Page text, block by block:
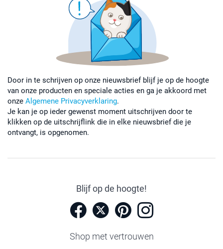
Door in te schrijven op onze nieuwsbrief blijf je op de hoogte
van onze producten en speciale acties en ga je akkoord met
onze Algemene Privacyverklaring.
Je kan je op ieder gewenst moment uitschrijven door te
klikken op de uitschrijflink die in elke nieuwsbrief die je
ontvangt, is opgenomen.
Blijf op de hoogte!
Shop met vertrouwen